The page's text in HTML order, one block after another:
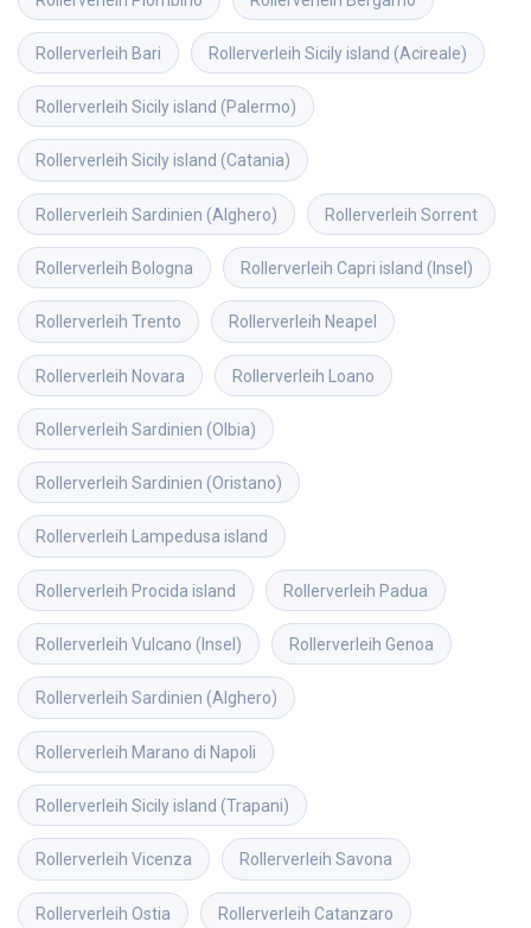
Rollerverleih Bari Rollerverleih Sicily island (Acireale)
Rollerverleih Sicily island (Palermo)
Rollerverleih Sicily island (Catania)
Rollerverleih Sardinien (Alghero) Rollerverleih Sorrent
Rollerverleih Bologna Rollerverleih Capri island (Insel)
Rollerverleih Trento Rollerverleih Neapel
Rollerverleih Novara Rollerverleih Loano
Rollerverleih Sardinien (Olbia)
Rollerverleih Sardinien (Oristano)
Rollerverleih Lampedusa island
Rollerverleih Procida island Rollerverleih Padua
Rollerverleih Vulcano (Insel) Rollerverleih Genoa
Rollerverleih Sardinien (Alghero)
Rollerverleih Marano di Napoli
Rollerverleih Sicily island (Trapani)
Rollerverleih Vicenza Rollerverleih Savona
Rollerverleih Ostia Rollerverleih Catanzaro